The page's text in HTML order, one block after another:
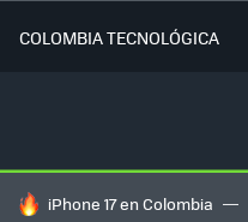
COLOMBIA TECNOLÓGICA
HOY SE HABLA DE
iPhone 17 en Colombia